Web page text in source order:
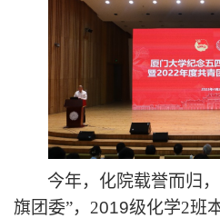
今年，化院载誉而归
旗团委”，2019级化学2班